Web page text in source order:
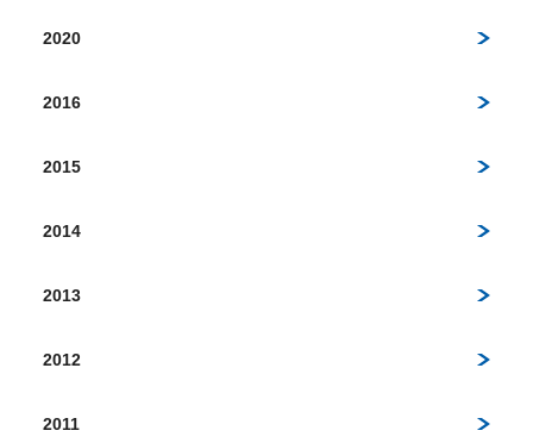
2020
2016
2015
2014
2013
2012
2011